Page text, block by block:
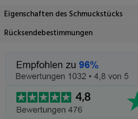
Eigenschaften des Schmuckstücks
Rücksendebestimmungen